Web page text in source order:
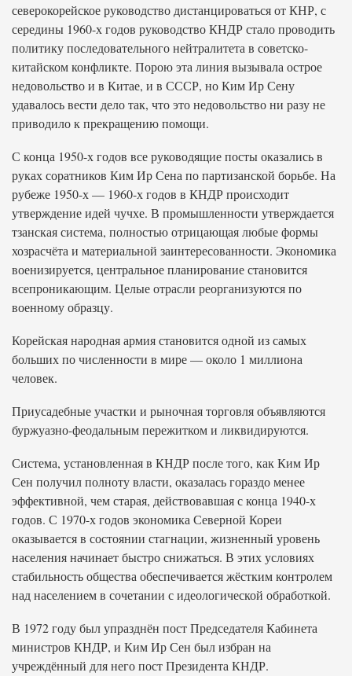
северокорейское руководство дистанцироваться от КНР, с
середины 1960-х годов руководство КНДР стало проводить
политику последовательного нейтралитета в советско-
китайском конфликте. Порою эта линия вызывала острое
недовольство и в Китае, и в СССР, но Ким Ир Сену
удавалось вести дело так, что это недовольство ни разу не
приводило к прекращению помощи.
С конца 1950-х годов все руководящие посты оказались в
руках соратников Ким Ир Сена по партизанской борьбе. На
рубеже 1950-х — 1960-х годов в КНДР происходит
утверждение идей чучхе. В промышленности утверждается
тзанская система, полностью отрицающая любые формы
хозрасчёта и материальной заинтересованности. Экономика
военизируется, центральное планирование становится
всепроникающим. Целые отрасли реорганизуются по
военному образцу.
Корейская народная армия становится одной из самых
больших по численности в мире — около 1 миллиона
человек.
Приусадебные участки и рыночная торговля объявляются
буржуазно-феодальным пережитком и ликвидируются.
Система, установленная в КНДР после того, как Ким Ир
Сен получил полноту власти, оказалась гораздо менее
эффективной, чем старая, действовавшая с конца 1940-х
годов. С 1970-х годов экономика Северной Кореи
оказывается в состоянии стагнации, жизненный уровень
населения начинает быстро снижаться. В этих условиях
стабильность общества обеспечивается жёстким контролем
над населением в сочетании с идеологической обработкой.
В 1972 году был упразднён пост Председателя Кабинета
министров КНДР, и Ким Ир Сен был избран на
учреждённый для него пост Президента КНДР.